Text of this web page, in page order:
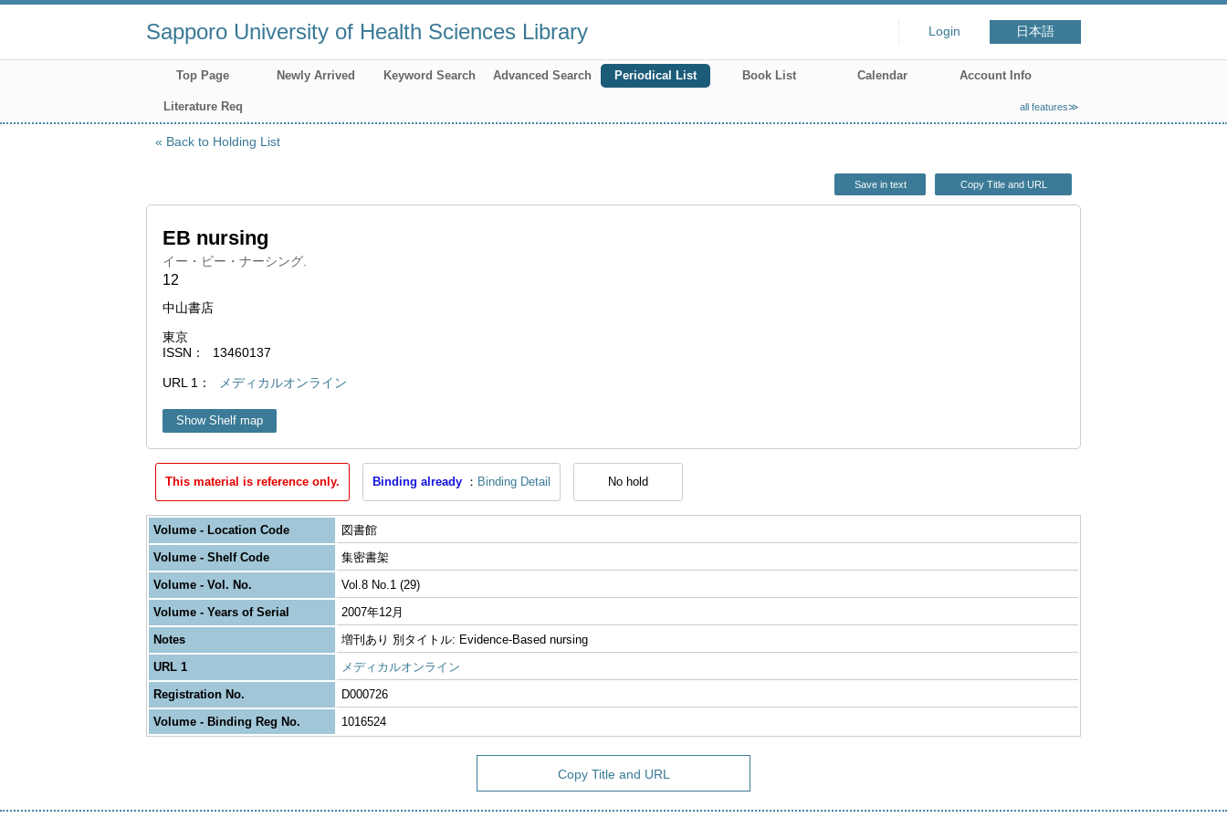
Sapporo University of Health Sciences Library Login 日本語
Top Page Newly Arrived Keyword Search Advanced Search Periodical List Book List Calendar Account Info
Literature Req all features≫
Back to Holding List
Save in text Copy Title and URL
EB nursing
イー・ビー・ナーシング.
12
中山書店
東京
ISSN
13460137
URL 1 メディカルオンライン
Show Shelf map
This material is reference only. Binding already Binding Detail No hold
Volume - Location Code
図書館
Volume - Shelf Code
集密書架
Volume - Vol. No.
Vol.8 No.1 (29)
Volume - Years of Serial
2007年12月
Notes
増刊あり 別タイトル: Evidence-Based nursing
URL 1
メディカルオンライン
Registration No.
D000726
Volume - Binding Reg No.
1016524
Copy Title and URL